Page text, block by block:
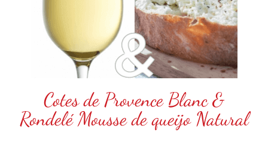
Cotes de Provence Blanc &
Rondelé Mousse de queijo Natural